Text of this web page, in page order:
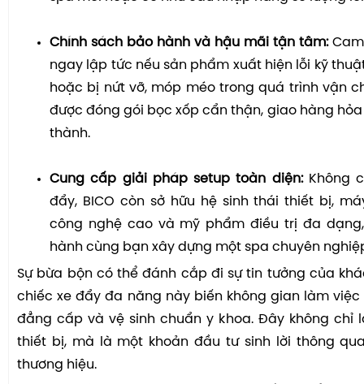
Chính sách bảo hành và hậu mãi tận tâm:Cam
ngay lập tức nếu sản phẩm xuất hiện lỗi kỹ
hoặc bị nứt vỡ, móp méo trong quá trình vận
được đóng gói bọc xốp cẩn thận, giao hàng
thành.
Cung cấp giải pháp setup toàn diện:Không
đẩy, BICO còn sở hữu hệ sinh thái thiết bị,
công nghệ cao và mỹ phẩm điều trị đa
hành cùng bạn xây dựng một spa chuyên
Sự bừa bộn có thể đánh cắp đi sự tin tưởng của
chiếc xe đẩy đa năng này biến không gian làm
đẳng cấp và vệ sinh chuẩn y khoa. Đây không chỉ
thiết bị, mà là một khoản đầu tư sinh lời thông
thương hiệu.